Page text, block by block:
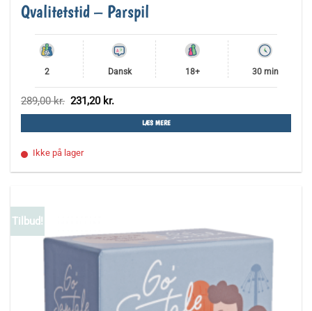
Qvalitetstid – Parspil
2 Dansk 18+ 30 min
289,00kr. Den
oprindelige
pris
289,00 kr..
231,20 kr.
aktuelle
pris
231,20 kr..
LÆS MERE
Ikke på lager
Tilbud!